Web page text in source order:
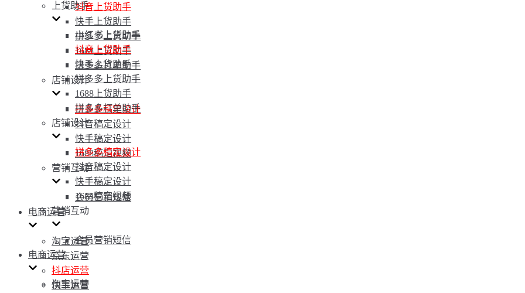
抖音上货助手
快手上货助手
拼多多上货助手
1688上货助手
拼多多打单助手
店铺设计
拼多多稿定设计
抖音稿定设计
快手稿定设计
1688稿定视频
营销互动
会员营销短信
电商运营
淘宝运营
京东运营
抖店运营
快手运营
上货助手
小红书上货助手
抖音上货助手
快手上货助手
拼多多上货助手
1688上货助手
拼多多打单助手
店铺设计
拼多多稿定设计
抖音稿定设计
快手稿定设计
1688稿定视频
营销互动
会员营销短信
电商运营
淘宝运营